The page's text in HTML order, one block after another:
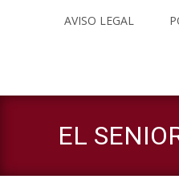
AVISO LEGAL
EL